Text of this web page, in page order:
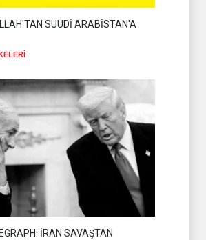
SUUDİ ARABİSTAN'A
İRAN SAVAŞTAN